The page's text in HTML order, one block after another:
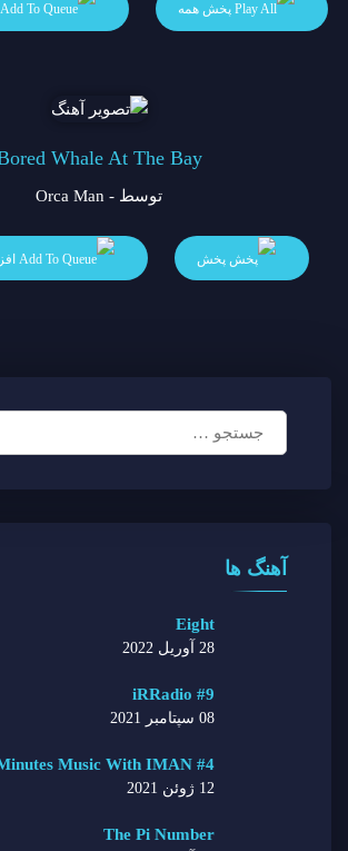
پخش همه
Whale At The Bay
توسط - Orca Man
پخش
برای:
آهنگ ها
Eight
28 آوریل 2022
iRRadio #9
08 سپتامبر 2021
Music With IMAN #4
12 ژوئن 2021
The Pi Number